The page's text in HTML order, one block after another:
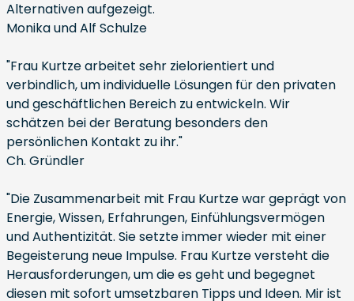
Alternativen aufgezeigt.
Monika und Alf Schulze
"Frau Kurtze arbeitet sehr zielorientiert und
verbindlich, um individuelle Lösungen für den privaten
und geschäftlichen Bereich zu entwickeln. Wir
schätzen bei der Beratung besonders den
persönlichen Kontakt zu ihr."
Ch. Gründler
"Die Zusammenarbeit mit Frau Kurtze war geprägt von
Energie, Wissen, Erfahrungen, Einfühlungsvermögen
und Authentizität. Sie setzte immer wieder mit einer
Begeisterung neue Impulse. Frau Kurtze versteht die
Herausforderungen, um die es geht und begegnet
diesen mit sofort umsetzbaren Tipps und Ideen. Mir ist